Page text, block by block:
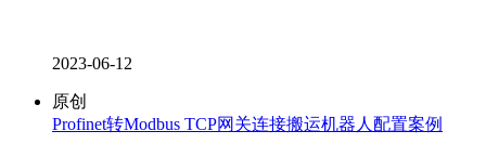
2023-06-12
原创
Profinet转Modbus TCP网关连接搬运机器人配置案例